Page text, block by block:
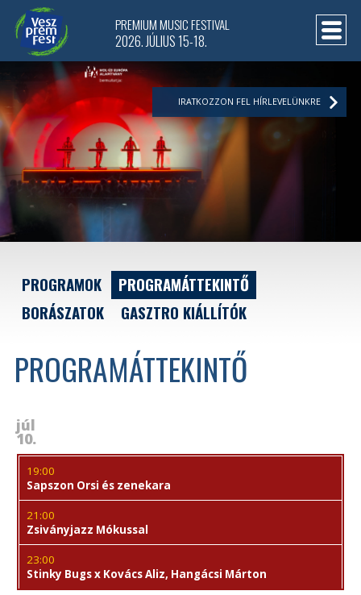
PROGRAMÁTTEKINTŐ
júl
10.
19:00
Sapszon Orsi és zenekara
21:00
Zsiványjazz Mókussal
23:00
Stinky Bugs x Kovács Aliz, Hangácsi Márton
PROGRAMOK
PROGRAMÁTTEKINTŐ
BORÁSZATOK
GASZTRO KIÁLLÍTÓK
PREMIUM MUSIC FESTIVAL
2026. JÚLIUS 15-18.
IRATKOZZON FEL HÍRLEVELÜNKRE